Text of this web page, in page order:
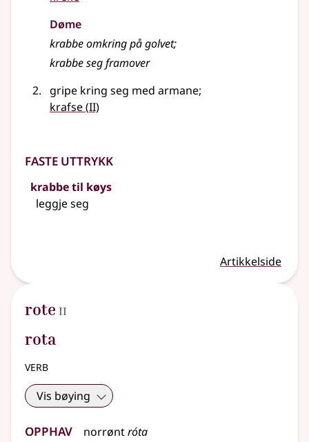
Døme
krabbe omkring på golvet;
krabbe seg framover
gripe kring seg med armane;
krafse(2
II)
Faste uttrykk
krabbe til køys
leggje seg
Artikkelside
rote 2
II
rota
verb
Vis bøying
Opphav norrøntróta